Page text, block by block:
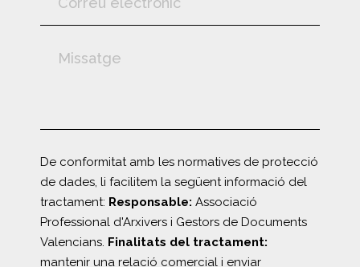
De conformitat amb les normatives de protecció
de dades, li facilitem la següent informació del
tractament: Responsable: Associació
Professional d'Arxivers i Gestors de Documents
Valencians. Finalitats del tractament:
mantenir una relació comercial i enviar